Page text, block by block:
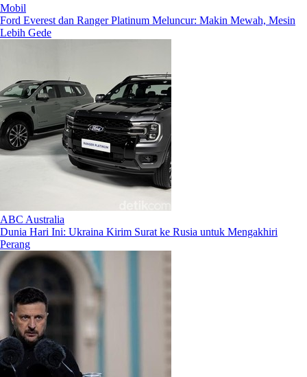
Mobil
Ford Everest dan Ranger Platinum Meluncur: Makin Mewah, Mesin
Lebih Gede
ABC Australia
Dunia Hari Ini: Ukraina Kirim Surat ke Rusia untuk Mengakhiri
Perang